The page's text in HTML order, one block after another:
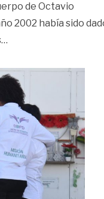
de Octavio
2002 había sido
…